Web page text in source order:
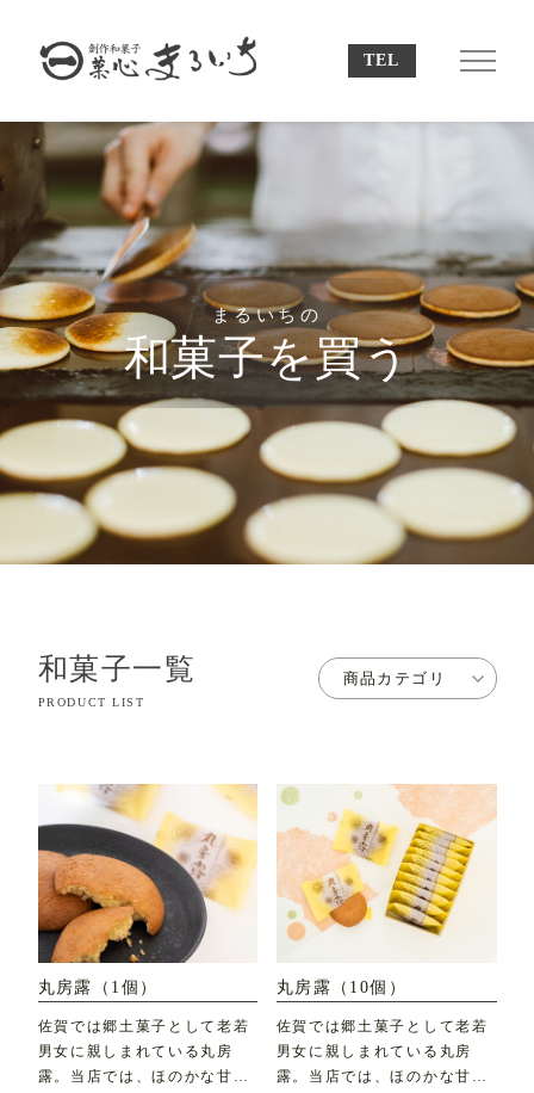
まるいちの
和菓子を買う
和菓子一覧
PRODUCT LIST
商品カテゴリ
丸房露（1個）
佐賀では郷土菓子として老若
男女に親しまれている丸房
露。当店では、ほのかな甘み
丸房露（10個）
佐賀では郷土菓子として老若
男女に親しまれている丸房
露。当店では、ほのかな甘み